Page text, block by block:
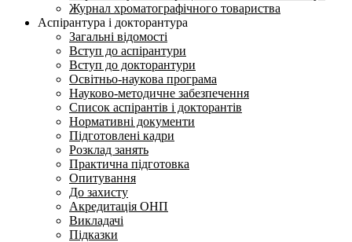
Журнал хроматографічного товариства
Аспірантура і докторантура
Загальні відомості
Вступ до аспірантури
Вступ до докторантури
Освітньо-наукова програма
Науково-методичне забезпечення
Список аспірантів і докторантів
Нормативні документи
Підготовлені кадри
Розклад занять
Практична підготовка
Опитування
До захисту
Акредитація ОНП
Викладачі
Підказки